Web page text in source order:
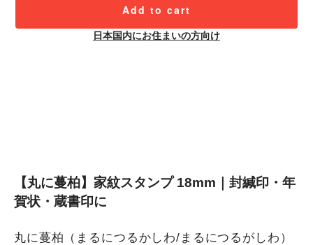
Add to cart
日本国内にお住まいの方向け
【丸に蔓柏】家紋スタンプ 18mm｜封緘印・年
賀状・蔵書印に
丸に蔓柏（まるにつるかしわ/まるにつるがしわ）